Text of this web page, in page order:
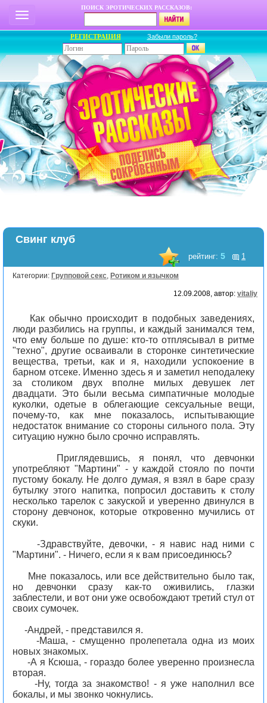
ПОИСК ЭРОТИЧЕСКИХ РАССКАЗОВ:
РЕГИСТРАЦИЯ Забыли пароль?
Свинг клуб
рейтинг: 5 1
Категории: Групповой секс, Ротиком и язычком
12.09.2008, автор: vitaliy
Как обычно происходит в подобных заведениях,
люди разбились на группы, и каждый занимался тем,
что ему больше по душе: кто-то отплясывал в ритме
"техно", другие осваивали в сторонке синтетические
вещества, третьи, как и я, находили успокоение в
барном отсеке. Именно здесь я и заметил неподалеку
за столиком двух вполне милых девушек лет
двадцати. Это были весьма симпатичные молодые
куколки, одетые в облегающие сексуальные вещи,
почему-то, как мне показалось, испытывающие
недостаток внимание со стороны сильного пола. Эту
ситуацию нужно было срочно исправлять.
Приглядевшись, я понял, что девчонки
употребляют "Мартини" - у каждой стояло по почти
пустому бокалу. Не долго думая, я взял в баре сразу
бутылку этого напитка, попросил доставить к столу
несколько тарелок с закуской и уверенно двинулся в
сторону девчонок, которые откровенно мучились от
скуки.
-Здравствуйте, девочки, - я навис над ними с
"Мартини". - Ничего, если я к вам присоединюсь?
Мне показалось, или все действительно было так,
но девчонки сразу как-то оживились, глазки
заблестели, и вот они уже освобождают третий стул от
своих сумочек.
-Андрей, - представился я.
-Маша, - смущенно пролепетала одна из моих
новых знакомых.
-А я Ксюша, - гораздо более уверенно произнесла
вторая.
-Ну, тогда за знакомство! - я уже наполнил все
бокалы, и мы звонко чокнулись.